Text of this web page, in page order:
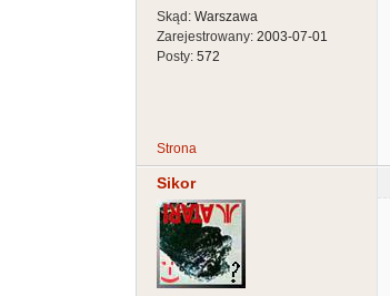
Skąd: Warszawa
Zarejestrowany: 2003-07-01
Posty: 572
Strona
Sikor